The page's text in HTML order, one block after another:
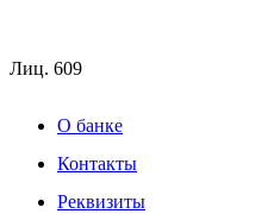
Лиц. 609
О банке
Контакты
Реквизиты